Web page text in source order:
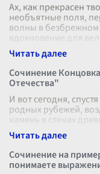
Ах, как прекрасен
необъятные поля,
волны в
вдохновение для
Сочинение
Отечества"
И вот сегодня,
родных рубежей,
камень в стенах
носившая з
Сочинение на
понимаете